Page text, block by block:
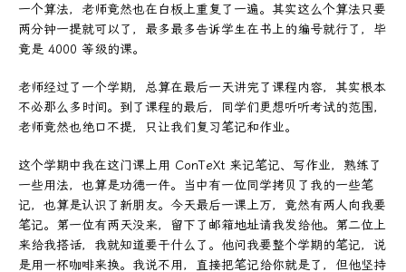
一个算法，老师竟然也在白板上重复了一遍。其实这么个算法只要
两分钟一提就可以了，最多最多告诉学生在书上的编号就行了，毕
竟是 4000 等级的课。
老师经过了一个学期，总算在最后一天讲完了课程内容，其实根本
不必那么多时间。到了课程的最后，同学们更想听听考试的范围，
老师竟然也绝口不提，只让我们复习笔记和作业。
这个学期中我在这门课上用 ConTeXt 来记笔记、写作业，熟练了
一些用法，也算是功德一件。当中有一位同学拷贝了我的一些笔
记，也算是认识了新朋友。今天最后一课上万，竟然有两人向我要
笔记。第一位有两天没来，留下了邮箱地址请我发给他。第二位上
来给我搭话，我就知道要干什么了。他问我要整个学期的笔记，说
是用一杯咖啡来换。我说不用，直接把笔记给你就是了，但他坚持